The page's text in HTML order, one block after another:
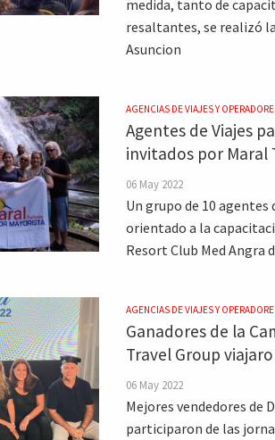
medida, tanto de
resaltantes, se realizó
Asuncion
AGENCIAS DE VIAJES Y
Agentes de Viajes
invitados por Maral
06 May 2022
Un grupo de 10
orientado a la
Resort Club Med Angra
AGENCIAS DE VIAJES Y
Ganadores de la
Travel Group
06 May 2022
Mejores vendedores de
participaron de las